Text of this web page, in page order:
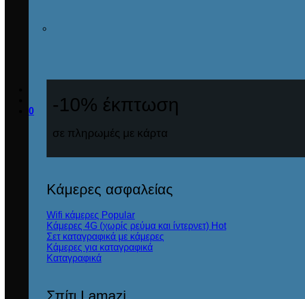
0
-10% έκπτωση
σε πληρωμές με κάρτα
Κάμερες ασφαλείας
Wifi κάμερες
Κάμερες 4G (χωρίς ρεύμα και ίντερνετ)
Σετ καταγραφικά με κάμερες
Κάμερες για καταγραφικά
Καταγραφικά
Σπίτι Lamazi